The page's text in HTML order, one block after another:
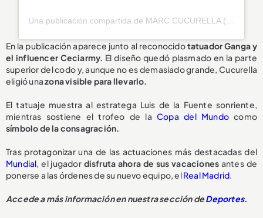
En la publicación aparece junto al reconocidotatuador Ganga y
el influencer Ceciarmy. El diseño quedó plasmado en la parte
superior del codo y, aunque no es demasiado grande, Cucurella
eligió unazona visible para llevarlo.
El tatuaje muestra al estratega Luis de la Fuente sonriente,
mientras sostiene el trofeo de laCopa del Mundocomo
símbolo de la consagración.
Tras protagonizar una de las actuaciones más destacadas del
Mundial , el jugadordisfruta ahora de sus vacaciones antes de
ponerse a las órdenes de su nuevo equipo, elReal Madrid
Accede a más información en nuestra sección deDeportes.